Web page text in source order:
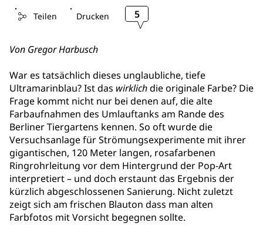
Teilen Drucken 5
Von Gregor Harbusch
War es tatsächlich dieses unglaubliche, tiefe
Ultramarinblau? Ist das wirklichdie originale Farbe? Die
Frage kommt nicht nur bei denen auf, die alte
Farbaufnahmen des Umlauftanks am Rande des
Berliner Tiergartens kennen. So oft wurde die
Versuchsanlage für Strömungsexperimente mit ihrer
gigantischen, 120 Meter langen, rosafarbenen
Ringrohrleitung vor dem Hintergrund der Pop-Art
interpretiert – und doch erstaunt das Ergebnis der
kürzlich abgeschlossenen Sanierung. Nicht zuletzt
zeigt sich am frischen Blauton dass man alten
Farbfotos mit Vorsicht begegnen sollte.